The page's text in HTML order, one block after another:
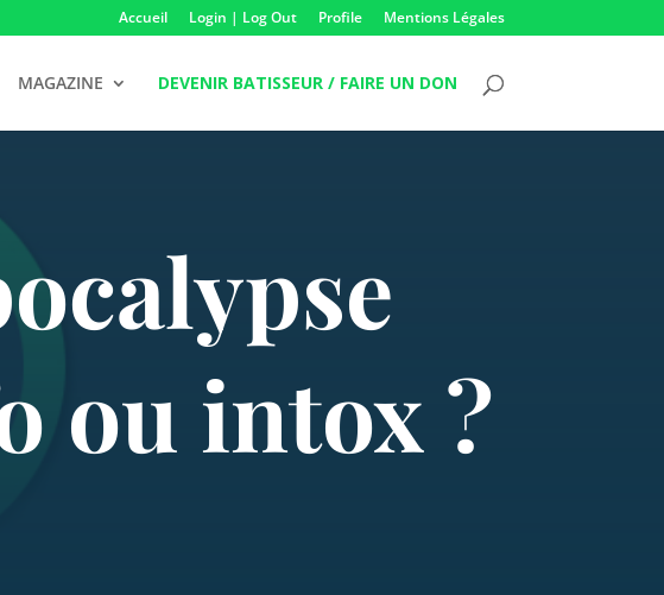
Accueil Login | Log Out Profile Mentions Légales
MAGAZINE DEVENIR BATISSEUR / FAIRE UN DON
ou intox ?